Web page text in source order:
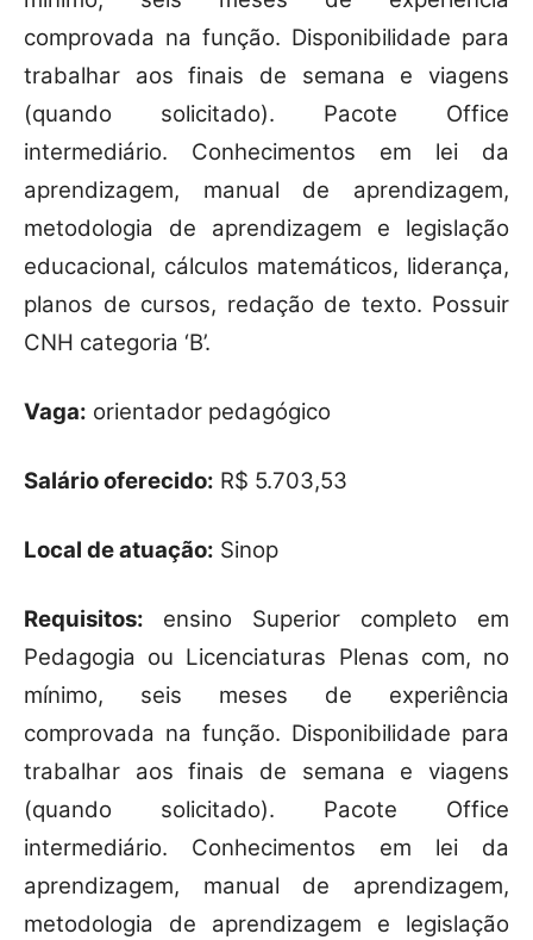
comprovada na função. Disponibilidade para
trabalhar aos finais de semana e viagens
(quando solicitado). Pacote Office
intermediário. Conhecimentos em lei da
aprendizagem, manual de aprendizagem,
metodologia de aprendizagem e legislação
educacional, cálculos matemáticos, liderança,
planos de cursos, redação de texto. Possuir
CNH categoria ‘B’.
Vaga: orientador pedagógico
Salário oferecido: R$ 5.703,53
Local de atuação: Sinop
Requisitos: ensino Superior completo em
Pedagogia ou Licenciaturas Plenas com, no
mínimo, seis meses de experiência
comprovada na função. Disponibilidade para
trabalhar aos finais de semana e viagens
(quando solicitado). Pacote Office
intermediário. Conhecimentos em lei da
aprendizagem, manual de aprendizagem,
metodologia de aprendizagem e legislação